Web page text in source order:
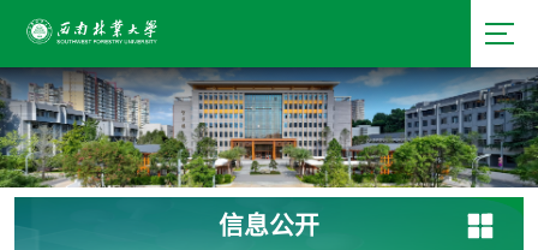
信息公开